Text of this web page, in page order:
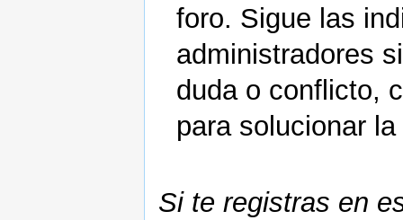
foro. Sigue las
administradores
duda o conflicto,
para solucionar
Si te registras en